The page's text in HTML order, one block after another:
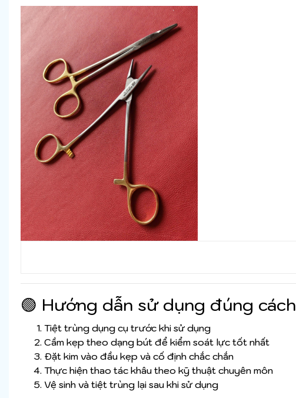
🟢 Hướng dẫn sử dụng đúng cách
Tiệt trùng dụng cụ trước khi sử dụng
Cầm kẹp theo dạng bút để kiểm soát lực tốt nhất
Đặt kim vào đầu kẹp và cố định chắc chắn
Thực hiện thao tác khâu theo kỹ thuật chuyên môn
Vệ sinh và tiệt trùng lại sau khi sử dụng